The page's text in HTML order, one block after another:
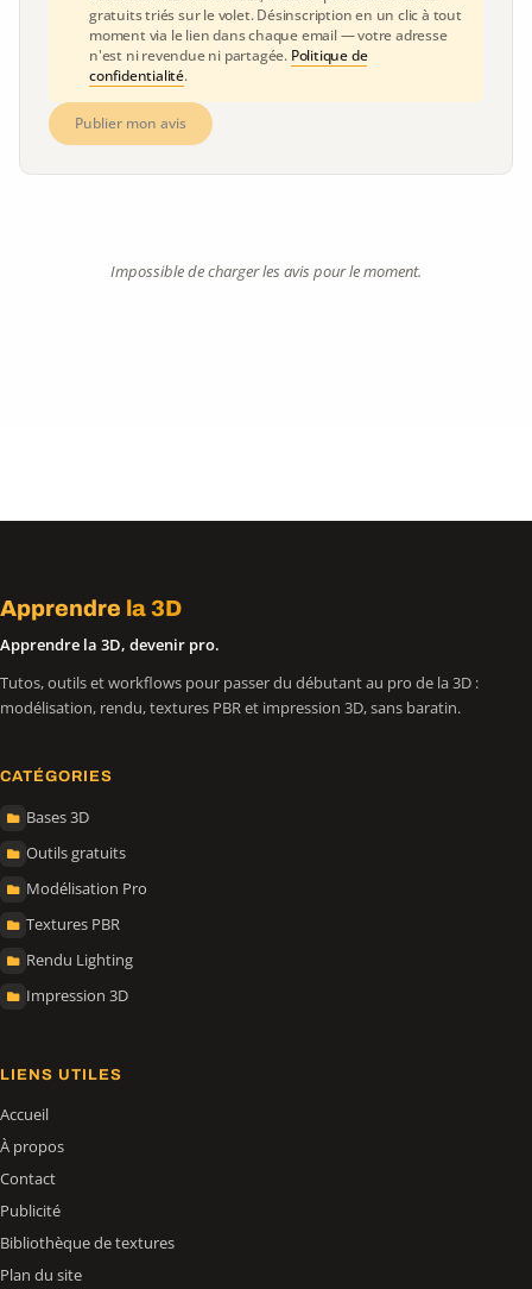
gratuits triés sur le volet. Désinscription en un clic à tout
moment via le lien dans chaque email — votre adresse
n'est ni revendue ni partagée. Politique de
confidentialité.
Publier mon avis
Impossible de charger les avis pour le moment.
Apprendre la 3D
Apprendre la 3D, devenir pro.
Tutos, outils et workflows pour passer du débutant au pro de la 3D :
modélisation, rendu, textures PBR et impression 3D, sans baratin.
CATÉGORIES
Bases 3D
Outils gratuits
Modélisation Pro
Textures PBR
Rendu Lighting
Impression 3D
LIENS UTILES
Accueil
À propos
Contact
Publicité
Bibliothèque de textures
Plan du site